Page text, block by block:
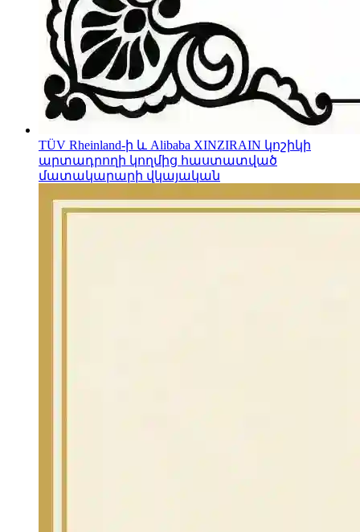
TÜV Rheinland-ի և Alibaba XINZIRAIN կոշիկի
արտադրողի կողմից հաստատված
մատակարարի վկայական